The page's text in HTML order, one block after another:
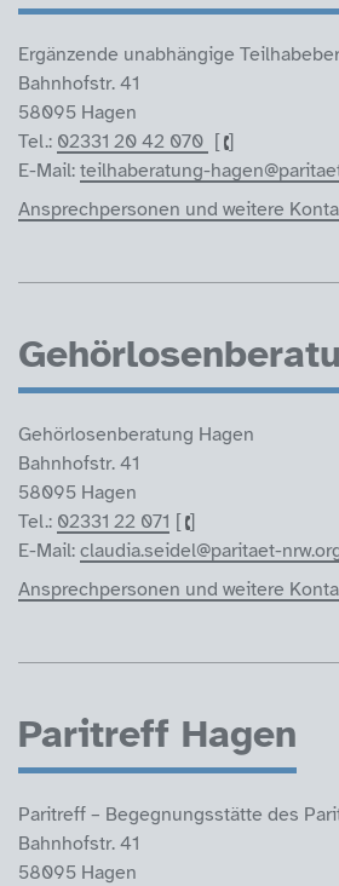
Ergänzende unabhängige
Bahnhofstr. 41
58095 Hagen
Tel.: 02331 20 42 070
E-Mail: teilhaberatung-
Ansprechpersonen und weitere
Gehörlosenberatung Hagen
Bahnhofstr. 41
58095 Hagen
Tel.: 02331 22 071
E-Mail: claudia.seidel@paritaet-
Ansprechpersonen und weitere
Paritreff Hagen
Paritreff – Begegnungsstätte des
Bahnhofstr. 41
58095 Hagen